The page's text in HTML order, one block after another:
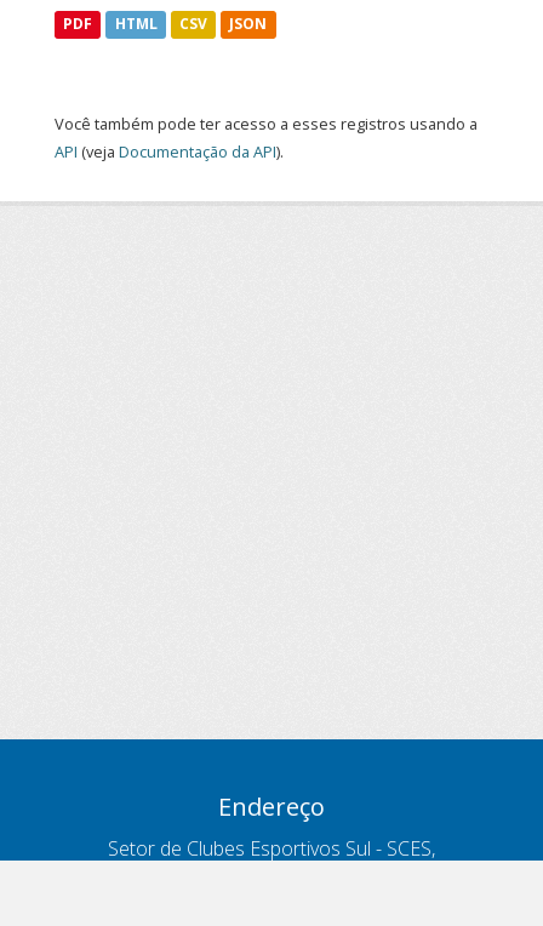
PDF HTML CSV JSON
Você também pode ter acesso a esses registros usando a
API (veja Documentação da API).
Endereço
Setor de Clubes Esportivos Sul - SCES,